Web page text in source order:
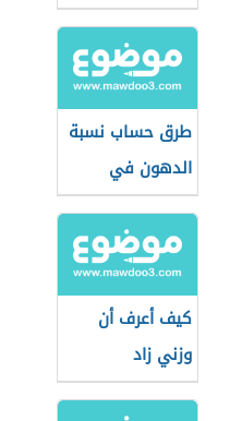
طرق حساب نسبة
الدهون في
الجسم
كيف أعرف أن
وزني زاد